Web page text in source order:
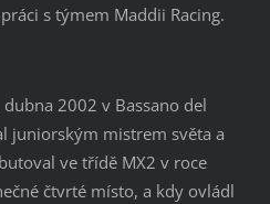
s týmem Maddii Racing.
2002 v Bassano del
juniorským mistrem světa a
ve třídě MX2 v roce
čtvrté místo, a kdy ovládl